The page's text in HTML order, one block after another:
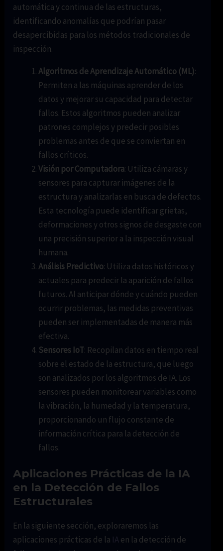
automática y continua de las estructuras,
identificando anomalías que podrían pasar
desapercibidas para los métodos tradicionales de
inspección.
Algoritmos de Aprendizaje Automático (ML):
Permiten a las máquinas aprender de los
datos y mejorar su capacidad para detectar
fallos. Estos algoritmos pueden analizar
patrones complejos y predecir posibles
problemas antes de que se conviertan en
fallos críticos.
Visión por Computadora: Utiliza cámaras y
sensores para capturar imágenes de la
estructura y analizarlas en busca de defectos.
Esta tecnología puede identificar grietas,
deformaciones y otros signos de desgaste con
una precisión superior a la inspección visual
humana.
Análisis Predictivo: Utiliza datos históricos y
actuales para predecir la aparición de fallos
futuros. Al anticipar dónde y cuándo pueden
ocurrir problemas, las medidas preventivas
pueden ser implementadas de manera más
efectiva.
Sensores IoT: Recopilan datos en tiempo real
sobre el estado de la estructura, que luego
son analizados por los algoritmos de IA. Los
sensores pueden monitorear variables como
la vibración, la humedad y la temperatura,
proporcionando un flujo constante de
información crítica para la detección de
fallos.
Aplicaciones Prácticas de la IA
en la Detección de Fallos
Estructurales
En la siguiente sección, exploraremos las
aplicaciones prácticas de la IAen la detección de